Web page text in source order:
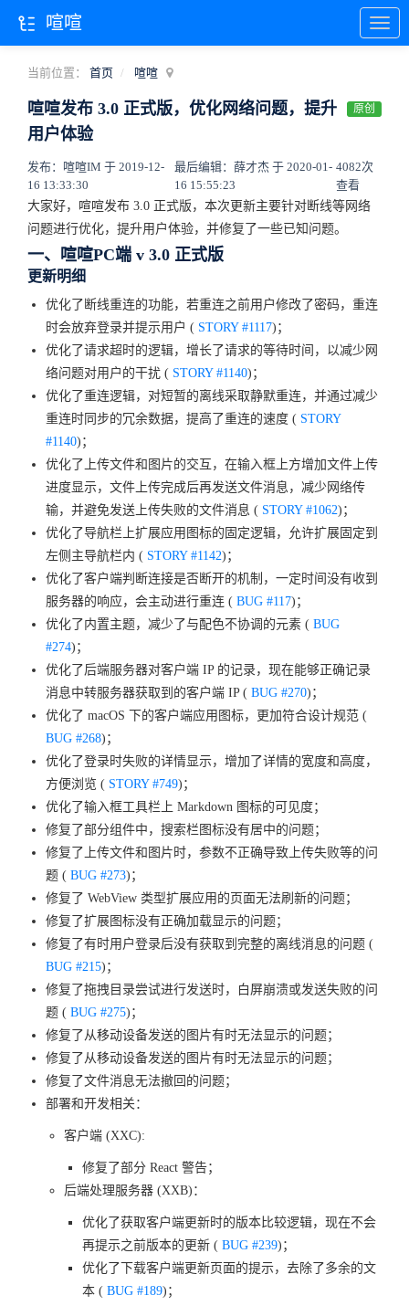
当前位置： 首页 喧喧
喧喧发布 3.0 正式版，优化网络问题，提升
用户体验
原创
发布：喧喧IM 于 2019-12-
16 13:33:30
最后编辑：薛才杰 于 2020-01-
16 15:55:23
4082次
查看
大家好，喧喧发布 3.0 正式版，本次更新主要针对断线等网络
问题进行优化，提升用户体验，并修复了一些已知问题。
一、喧喧PC端 v 3.0 正式版
更新明细
优化了断线重连的功能，若重连之前用户修改了密码，重连
时会放弃登录并提示用户 ( STORY #1117)；
优化了请求超时的逻辑，增长了请求的等待时间，以减少网
络问题对用户的干扰 ( STORY #1140)；
优化了重连逻辑，对短暂的离线采取静默重连，并通过减少
重连时同步的冗余数据，提高了重连的速度 ( STORY
#1140)；
优化了上传文件和图片的交互，在输入框上方增加文件上传
进度显示，文件上传完成后再发送文件消息，减少网络传
输，并避免发送上传失败的文件消息 ( STORY #1062)；
优化了导航栏上扩展应用图标的固定逻辑，允许扩展固定到
左侧主导航栏内 ( STORY #1142)；
优化了客户端判断连接是否断开的机制，一定时间没有收到
服务器的响应，会主动进行重连 ( BUG #117)；
优化了内置主题，减少了与配色不协调的元素 ( BUG
#274)；
优化了后端服务器对客户端 IP 的记录，现在能够正确记录
消息中转服务器获取到的客户端 IP ( BUG #270)；
优化了 macOS 下的客户端应用图标，更加符合设计规范 (
BUG #268)；
优化了登录时失败的详情显示，增加了详情的宽度和高度，
方便浏览 ( STORY #749)；
优化了输入框工具栏上 Markdown 图标的可见度；
修复了部分组件中，搜索栏图标没有居中的问题；
修复了上传文件和图片时，参数不正确导致上传失败等的问
题 ( BUG #273)；
修复了 WebView 类型扩展应用的页面无法刷新的问题；
修复了扩展图标没有正确加载显示的问题；
修复了有时用户登录后没有获取到完整的离线消息的问题 (
BUG #215)；
修复了拖拽目录尝试进行发送时，白屏崩溃或发送失败的问
题 ( BUG #275)；
修复了从移动设备发送的图片有时无法显示的问题；
修复了从移动设备发送的图片有时无法显示的问题；
修复了文件消息无法撤回的问题；
部署和开发相关：
客户端 (XXC):
修复了部分 React 警告；
后端处理服务器 (XXB)：
优化了获取客户端更新时的版本比较逻辑，现在不会
再提示之前版本的更新 ( BUG #239)；
优化了下载客户端更新页面的提示，去除了多余的文
本 ( BUG #189)；
喧喧